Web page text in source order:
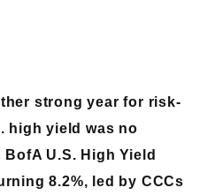
strong year for risk-
high yield was no
U.S. High Yield
8.2%, led by CCCs